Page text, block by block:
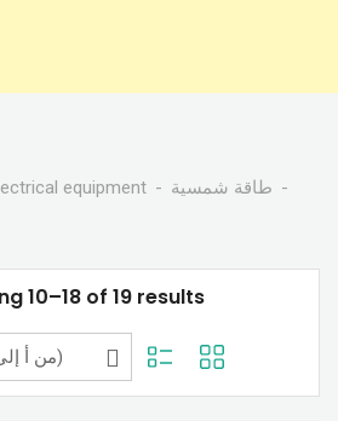
equipment
طاقة شمسية
10–18 of 19 results